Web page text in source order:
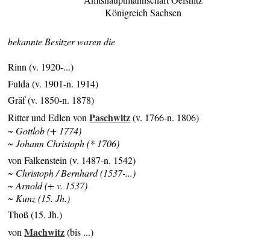
Königreich Sachsen
bekannte Besitzer waren die
Rinn (v. 1920-...)
Fulda (v. 1901-n. 1914)
Gräf (v. 1850-n. 1878)
Ritter und Edlen vonPaschwitz(v. 1766-n. 1806)
~ Gottlob (+ 1774)
~ Johann Christoph (* 1706)
von Falkenstein (v. 1487-n. 1542)
~ Christoph / Bernhard (1537-...)
~ Arnold (+ v. 1537)
~ Kunz (15. Jh.)
Thoß (15. Jh.)
vonMachwitz(bis ...)